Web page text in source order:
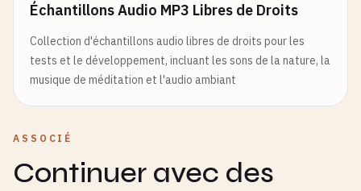
Échantillons Audio MP3 Libres de Droits
Collection d'échantillons audio libres de droits pour les
tests et le développement, incluant les sons de la nature, la
musique de méditation et l'audio ambiant
ASSOCIÉ
Continuer avec des